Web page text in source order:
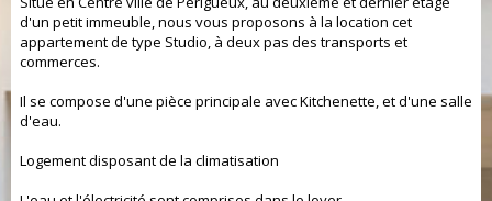
d'un petit immeuble, nous vous proposons à la location cet
appartement de type Studio, à deux pas des transports et
commerces.
Il se compose d'une pièce principale avec Kitchenette, et d'une salle
d'eau.
Logement disposant de la climatisation